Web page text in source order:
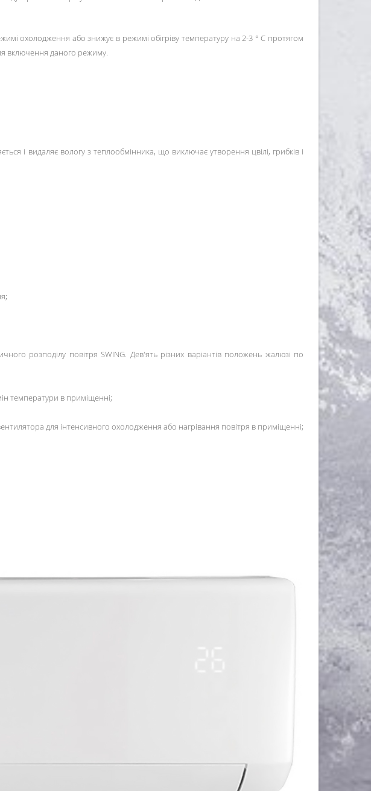
охолодження або знижує в режимі обігріву температуру на 2-3 ° С протягом
включення даного режиму.
і видаляє вологу з теплообмінника, що виключає утворення цвілі, грибків і
розподілу повітря SWING. Дев'ять різних варіантів положень жалюзі по
температури в приміщенні;
для інтенсивного охолодження або нагрівання повітря в приміщенні;